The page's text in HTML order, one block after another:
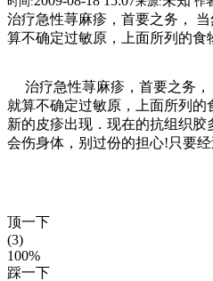
治疗急性荨麻疹，首要之务，
算不确定过敏原，上面所列的
治疗急性荨麻疹，首要之务，
就算不确定过敏原，上面所列
新的皮疹出现．现在的抗组织
会伤身体，别过份的担心!只要
顶一下
(3)
100%
踩一下